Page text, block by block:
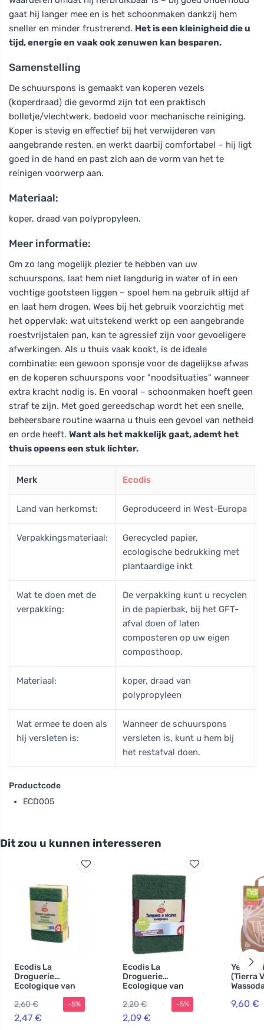
gaat hij langer mee en is het schoonmaken dankzij hem
sneller en minder frustrerend. Het is een kleinigheid die u
tijd, energie en vaak ook zenuwen kan besparen.
Samenstelling
De schuurspons is gemaakt van koperen vezels
(koperdraad) die gevormd zijn tot een praktisch
bolletje/vlechtwerk, bedoeld voor mechanische reiniging.
Koper is stevig en effectief bij het verwijderen van
aangebrande resten, en werkt daarbij comfortabel – hij ligt
goed in de hand en past zich aan de vorm van het te
reinigen voorwerp aan.
Materiaal:
koper, draad van polypropyleen.
Meer informatie:
Om zo lang mogelijk plezier te hebben van uw
schuurspons, laat hem niet langdurig in water of in een
vochtige gootsteen liggen – spoel hem na gebruik altijd af
en laat hem drogen. Wees bij het gebruik voorzichtig met
het oppervlak: wat uitstekend werkt op een aangebrande
roestvrijstalen pan, kan te agressief zijn voor gevoeligere
afwerkingen. Als u thuis vaak kookt, is de ideale
combinatie: een gewoon sponsje voor de dagelijkse afwas
en de koperen schuurspons voor "noodsituaties" wanneer
extra kracht nodig is. En vooral – schoonmaken hoeft geen
straf te zijn. Met goed gereedschap wordt het een snelle,
beheersbare routine waarna u thuis een gevoel van netheid
en orde heeft. Want als het makkelijk gaat, ademt het
thuis opeens een stuk lichter.
Merk Ecodis
Land van herkomst: Geproduceerd in West-Europa
Verpakkingsmateriaal:
Gerecycled papier,
ecologische bedrukking met
plantaardige inkt
Wat te doen met de
verpakking:
De verpakking kunt u recyclen
in de papierbak, bij het GFT-
afval doen of laten
composteren op uw eigen
composthoop.
Materiaal:
koper, draad van
polypropyleen
Wat ermee te doen als
hij versleten is:
Wanneer de schuurspons
versleten is, kunt u hem bij
het restafval doen.
Productcode
ECD005
Dit zou u kunnen interesseren
Ecodis La
Droguerie
Ecologique van
Dish spons set (2
stuks)
2,60 €
2,47 €
-5%
Ecodis La
Droguerie
Ecologique van
sponzen voor
vuile
oppervlakken (4
2,20 €
2,09 €
-5%
(Tierra
5 kg) -
maken
9,60 €